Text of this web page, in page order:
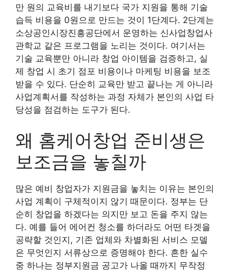
만 원의 교육비를 내기보다 국가 지원을 통해 기술
습득 비용을 0원으로 만드는 것이 1단계다. 2단계는
소상공인시장진흥공단에서 운영하는 신사업창업사
관학교 같은 프로그램을 노리는 것이다. 여기서는
기술 교육뿐만 아니라 창업 아이템을 검증하고, 실
제 창업 시 초기 점포 비용이나 마케팅 비용을 보조
받을 수 있다. 단순히 교육만 받고 끝나는 게 아니라
사업계획서를 작성하는 과정 자체가 본인의 사업 타
당성을 점검하는 도구가 된다.
왜 홈케어창업 준비생은
보조금을 놓칠까
많은 예비 창업자가 지원금을 놓치는 이유는 본인의
사업 계획이 구체적이지 않기 때문이다. 정부는 단
순히 창업을 하겠다는 의지만 보고 돈을 주지 않는
다. 예를 들어 에어컨 청소를 하더라도 어떤 타겟을
공략할 것인지, 기존 업체와 차별화된 서비스 모델
은 무엇인지 서류상으로 증명해야 한다. 흔한 실수
중 하나는 정부지원금 공고가 나올 때까지 무작정